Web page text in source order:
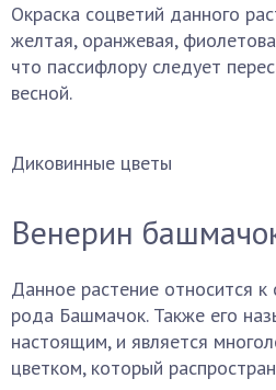
Окраска соцветий данного
желтая, оранжевая,
что пассифлору следует
весной.
Диковинные цветы
Венерин
Данное растение относится
рода Башмачок. Также его
настоящим, и является
цветком, который